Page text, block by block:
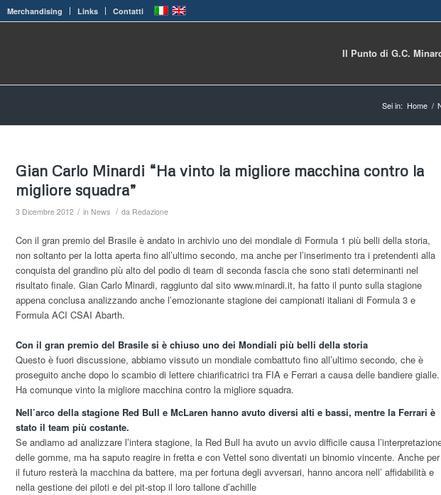
Merchandising Links Contatti
Il Punto di G.C.
Sei in: Home /
Gian Carlo Minardi “Ha vinto la migliore macchina contro la
migliore squadra”
3 Dicembre 2012 / in News / da Redazione
Con il gran premio del Brasile è andato in archivio uno dei mondiale di Formula 1 più belli della storia,
non soltanto per la lotta aperta fino all’ultimo secondo, ma anche per l’inserimento tra i pretendenti alla
conquista del grandino più alto del podio di team di seconda fascia che sono stati determinanti nel
risultato finale. Gian Carlo Minardi, raggiunto dal sito www.minardi.it, ha fatto il punto sulla stagione
appena conclusa analizzando anche l’emozionante stagione dei campionati italiani di Formula 3 e
Formula ACI CSAI Abarth.
Con il gran premio del Brasile si è chiuso uno dei Mondiali più belli della storia
Questo è fuori discussione, abbiamo vissuto un mondiale combattuto fino all’ultimo secondo, che è
proseguito anche dopo lo scambio di lettere chiarificatrici tra FIA e Ferrari a causa delle bandiere gialle.
Ha comunque vinto la migliore macchina contro la migliore squadra.
Nell’arco della stagione Red Bull e McLaren hanno avuto diversi alti e bassi, mentre la Ferrari è
stato il team più costante.
Se andiamo ad analizzare l’intera stagione, la Red Bull ha avuto un avvio difficile causa
delle gomme, ma ha saputo reagire in fretta e con Vettel sono diventati un binomio vincente. Anche per
il futuro resterà la macchina da battere, ma per fortuna degli avversari, hanno ancora nell’ affidabilità e
nella gestione dei piloti e dei pit-stop il loro tallone d’achille